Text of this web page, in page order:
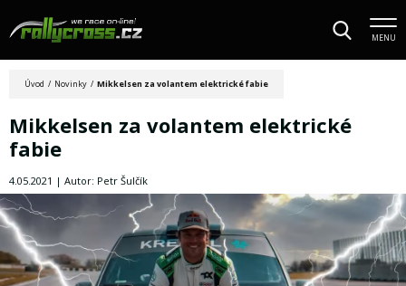
MENU
Úvod / Novinky / Mikkelsen za volantem elektrické fabie
Mikkelsen za volantem elektrické
fabie
4.05.2021 | Autor: Petr Šulčík